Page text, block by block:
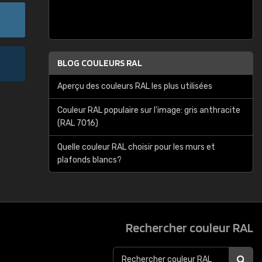
BLOG COULEURS RAL
Aperçu des couleurs RAL les plus utilisées
Couleur RAL populaire sur l'image: gris anthracite
(RAL 7016)
Quelle couleur RAL choisir pour les murs et
plafonds blancs?
Rechercher couleur RAL